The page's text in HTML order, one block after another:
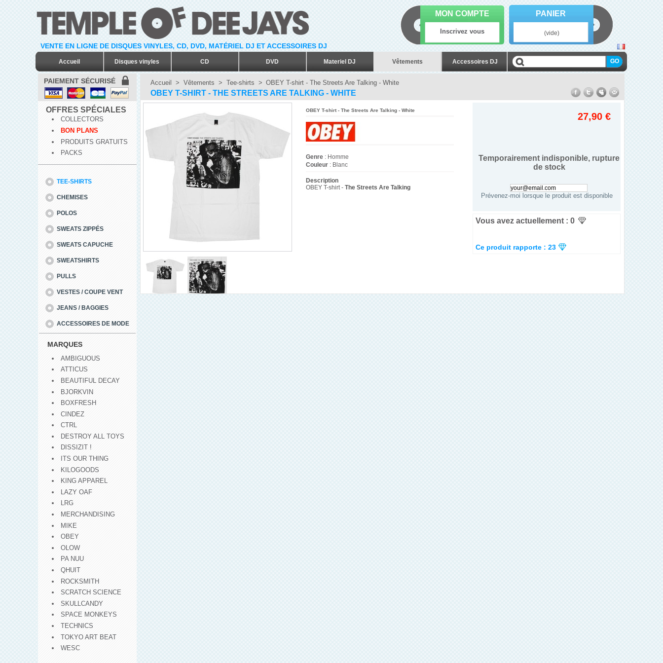
VENTE EN LIGNE DE DISQUES VINYLES, CD, DVD, MATÉRIEL DJ ET ACCESSOIRES DJ
Accueil Disques vinyles CD DVD Materiel DJ Vêtements Accessoires DJ
MON COMPTE
Inscrivez vous
PANIER
(vide)
PAIEMENT SÉCURISÉ
OFFRES SPÉCIALES
COLLECTORS
BON PLANS
PRODUITS GRATUITS
PACKS
TEE-SHIRTS
CHEMISES
POLOS
SWEATS ZIPPÉS
SWEATS CAPUCHE
SWEATSHIRTS
PULLS
VESTES / COUPE VENT
JEANS / BAGGIES
ACCESSOIRES DE MODE
MARQUES
AMBIGUOUS
ATTICUS
BEAUTIFUL DECAY
BJORKVIN
BOXFRESH
CINDEZ
CTRL
DESTROY ALL TOYS
DISSIZIT !
ITS OUR THING
KILOGOODS
KING APPAREL
LAZY OAF
LRG
MERCHANDISING
MIKE
OBEY
OLOW
PA NUU
QHUIT
ROCKSMITH
SCRATCH SCIENCE
SKULLCANDY
SPACE MONKEYS
TECHNICS
TOKYO ART BEAT
WESC
Accueil > Vêtements > Tee-shirts > OBEY T-shirt - The Streets Are Talking - White
OBEY T-SHIRT - THE STREETS ARE TALKING - WHITE
OBEY T-shirt - The Streets Are Talking - White
Genre : Homme
Couleur : Blanc
Description
OBEY T-shirt - The Streets Are Talking
27,90 €
Temporairement indisponible, rupture
de stock
Prévenez-moi lorsque le produit est disponible
Vous avez actuellement : 0
Ce produit rapporte : 23